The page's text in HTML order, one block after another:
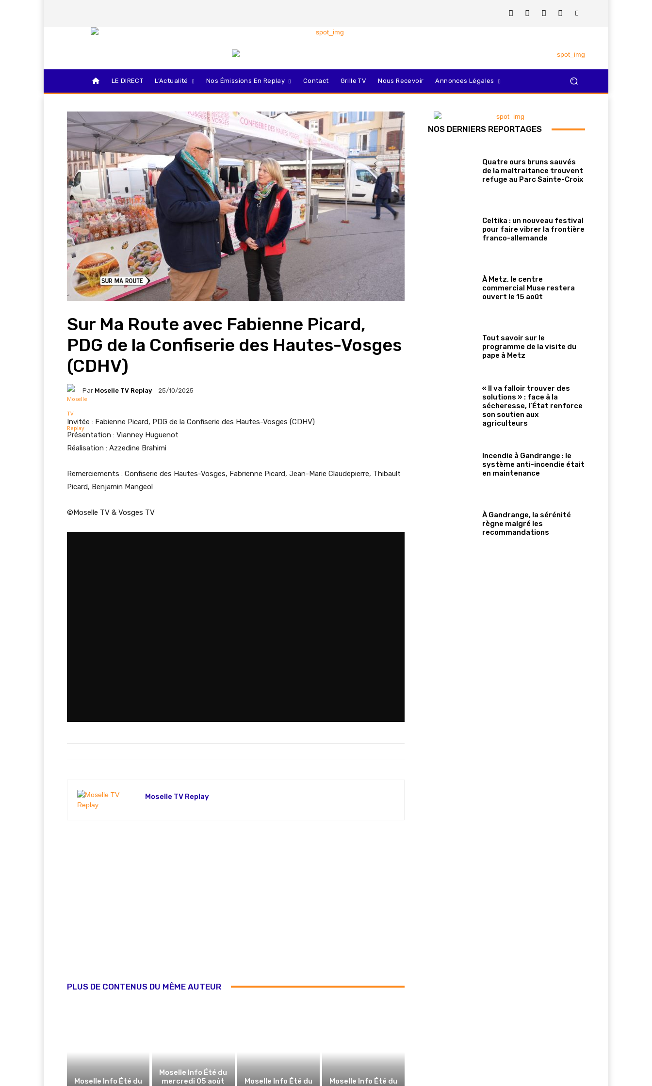
LE DIRECT L’Actualité Nos Émissions En Replay Contact Grille TV Nous Recevoir Annonces Légales
Sur Ma Route avec Fabienne Picard,
PDG de la Confiserie des Hautes-Vosges
(CDHV)
Par Moselle TV Replay 25/10/2025
Invitée : Fabienne Picard, PDG de la Confiserie des Hautes-Vosges (CDHV)
Présentation : Vianney Huguenot
Réalisation : Azzedine Brahimi
Remerciements : Confiserie des Hautes-Vosges, Fabrienne Picard, Jean-Marie Claudepierre, Thibault
Picard, Benjamin Mangeol
©Moselle TV & Vosges TV
Moselle TV Replay
PLUS DE CONTENUS DU MÊME AUTEUR
Moselle Info Été du
Moselle Info Été du
mercredi 05 août
Moselle Info Été du
Moselle Info Été du
NOS DERNIERS REPORTAGES
Quatre ours bruns sauvés
de la maltraitance trouvent
refuge au Parc Sainte-Croix
Celtika : un nouveau festival
pour faire vibrer la frontière
franco-allemande
À Metz, le centre
commercial Muse restera
ouvert le 15 août
Tout savoir sur le
programme de la visite du
pape à Metz
« Il va falloir trouver des
solutions » : face à la
sécheresse, l’État renforce
son soutien aux
agriculteurs
Incendie à Gandrange : le
système anti-incendie était
en maintenance
À Gandrange, la sérénité
règne malgré les
recommandations